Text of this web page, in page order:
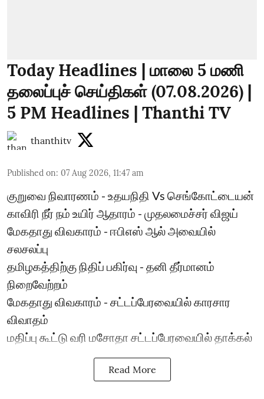
Today Headlines | மாலை 5 மணி
தலைப்புச் செய்திகள் (07.08.2026) |
5 PM Headlines | Thanthi TV
thanthitv
Published on: 07 Aug 2026, 11:47 am
குறுவை நிவாரணம் - உதயநிதி Vs செங்கோட்டையன்
காவிரி நீர் நம் உயிர் ஆதாரம் - முதலமைச்சர் விஜய்
மேகதாது விவகாரம் - ஈபிஎஸ் ஆல் அவையில்
சலசலப்பு
தமிழகத்திற்கு நிதிப் பகிர்வு - தனி தீர்மானம்
நிறைவேற்றம்
மேகதாது விவகாரம் - சட்டப்பேரவையில் காரசார
விவாதம்
மதிப்பு கூட்டு வரி மசோதா சட்டப்பேரவையில் தாக்கல்
Read More